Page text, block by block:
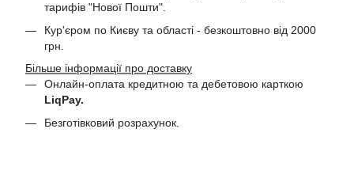
тарифів "Нової Пошти".
Кур'єром по Києву та області - безкоштовно від 2000
грн.
Більше інформації про доставку
Онлайн-оплата кредитною та дебетовою карткою
LiqPay.
Безготівковий розрахунок.